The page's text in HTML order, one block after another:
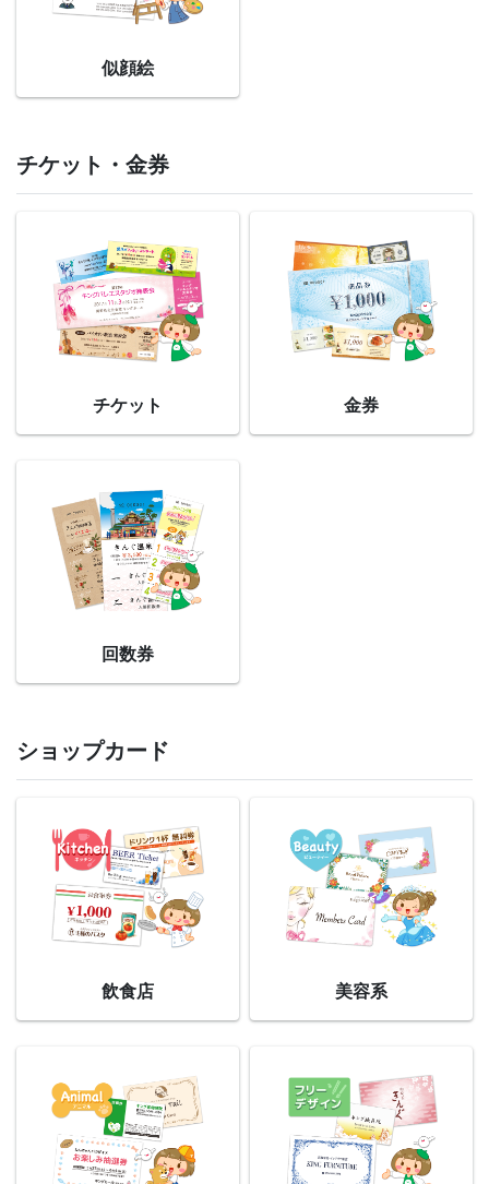
似顔絵
チケット・金券
チケット 金券
回数券
ショップカード
飲食店 美容系